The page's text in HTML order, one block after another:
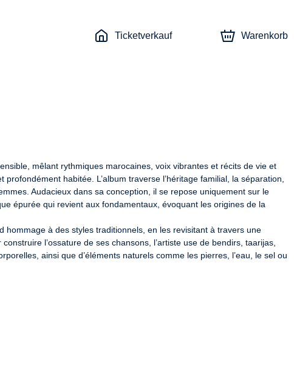
Ticketverkauf Warenkorb
mêlant rythmiques marocaines, voix vibrantes et récits de vie et
habitée. L’album traverse l’héritage familial, la séparation,
Audacieux dans sa conception, il se repose uniquement sur le
épurée qui revient aux fondamentaux, évoquant les origines de la
rythme.
hommage à des styles traditionnels, en les revisitant à travers une
l’ossature de ses chansons, l’artiste use de bendirs, taarijas,
ainsi que d’éléments naturels comme les pierres, l’eau, le sel ou